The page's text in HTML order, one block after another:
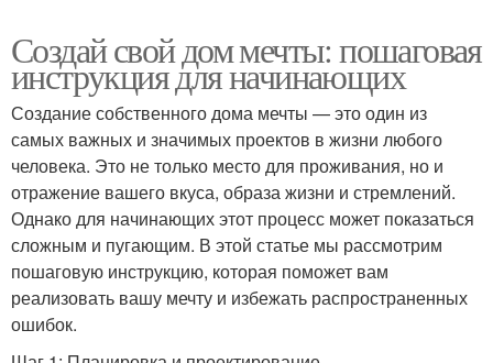
Создай свой дом мечты: пошаговая
инструкция для начинающих
Создание собственного дома мечты — это один из
самых важных и значимых проектов в жизни любого
человека. Это не только место для проживания, но и
отражение вашего вкуса, образа жизни и стремлений.
Однако для начинающих этот процесс может показаться
сложным и пугающим. В этой статье мы рассмотрим
пошаговую инструкцию, которая поможет вам
реализовать вашу мечту и избежать распространенных
ошибок.